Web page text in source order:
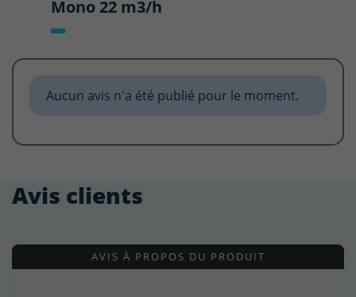
Mono 22 m3/h
Aucun avis n'a été publié pour le moment.
Avis clients
AVIS À PROPOS DU PRODUIT